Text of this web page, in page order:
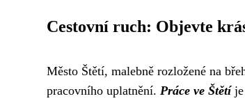
Cestovní ruch: Objevte
Město Štětí, malebně rozložené na
pracovního uplatnění. Práce ve Štětíje